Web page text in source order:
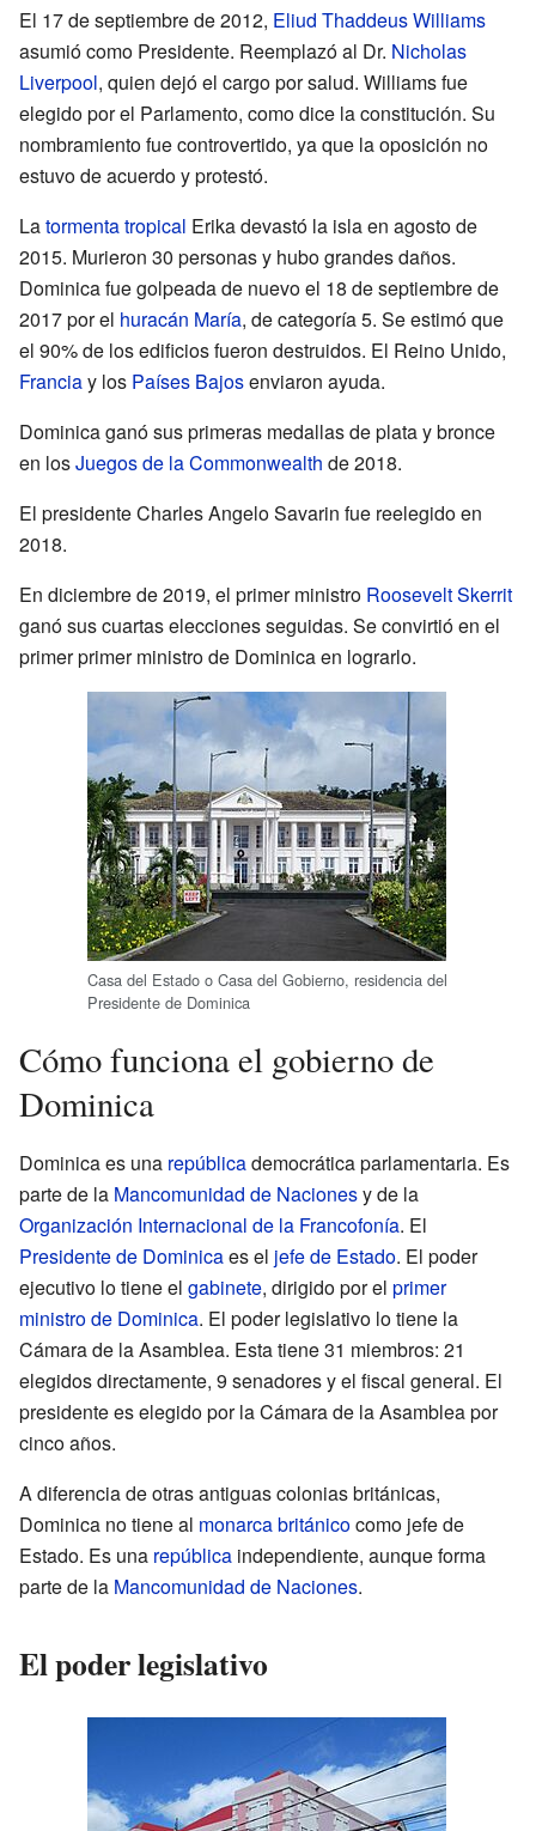
El 17 de septiembre de 2012, Eliud Thaddeus Williams
asumió como Presidente. Reemplazó al Dr. Nicholas
Liverpool, quien dejó el cargo por salud. Williams fue
elegido por el Parlamento, como dice la constitución. Su
nombramiento fue controvertido, ya que la oposición no
estuvo de acuerdo y protestó.
Latormenta tropical Erika devastó la isla en agosto de
2015. Murieron 30 personas y hubo grandes daños.
Dominica fue golpeada de nuevo el 18 de septiembre de
2017 por el huracán María, de categoría 5. Se estimó que
el 90% de los edificios fueron destruidos. El Reino Unido,
Franciay los Países Bajosenviaron ayuda.
Dominica ganó sus primeras medallas de plata y bronce
en losJuegos de la Commonwealth de 2018.
El presidente Charles Angelo Savarin fue reelegido en
2018.
En diciembre de 2019, el primer ministro Roosevelt Skerrit
ganó sus cuartas elecciones seguidas. Se convirtió en el
primer primer ministro de Dominica en lograrlo.
Casa del Estado o Casa del Gobierno, residencia del
Presidente de Dominica
Cómo funciona el gobierno de
Dominica
Dominica es una repúblicademocrática parlamentaria. Es
parte de la Mancomunidad de Nacionesy de la
Organización Internacional de la Francofonía. El
Presidente de Dominicaes el jefe de Estado. El poder
ejecutivo lo tiene el gabinete, dirigido por el primer
ministro de Dominica. El poder legislativo lo tiene la
Cámara de la Asamblea. Esta tiene 31 miembros: 21
elegidos directamente, 9 senadores y el fiscal general. El
presidente es elegido por la Cámara de la Asamblea por
cinco años.
A diferencia de otras antiguas colonias británicas,
Dominica no tiene al monarca británicocomo jefe de
Estado. Es una república independiente, aunque forma
parte de la Mancomunidad de Naciones.
El poder legislativo